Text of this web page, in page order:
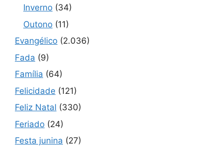
Inverno (34)
Outono (11)
Evangélico (2.036)
Fada (9)
Família (64)
Felicidade (121)
Feliz Natal (330)
Feriado (24)
Festa junina (27)